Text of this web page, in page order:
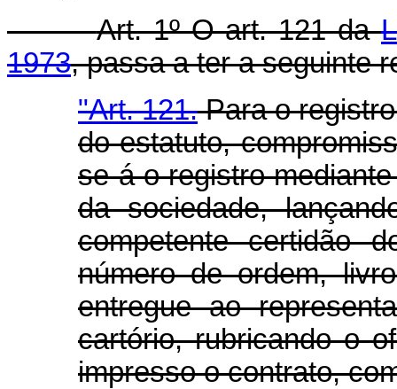
Art. 1º O art. 121 da
1973, passa a ter a seguinte
"Art. 121.Para o
do estatuto,
se-á o registro
da sociedade,
competente certidão
número de ordem,
entregue ao
cartório, rubricando o
impresso o contrato,